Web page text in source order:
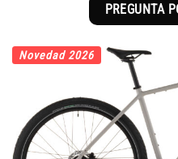
PREGUNTA
Novedad 2026